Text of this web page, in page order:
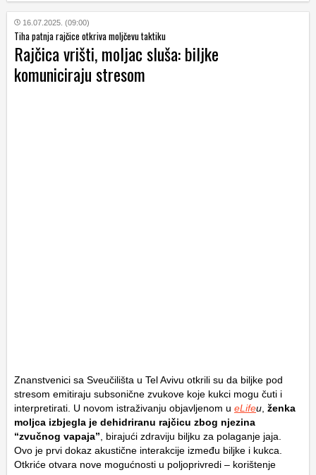
16.07.2025. (09:00)
Tiha patnja rajčice otkriva moljčevu taktiku
Rajčica vrišti, moljac sluša: biljke
komuniciraju stresom
Znanstvenici sa Sveučilišta u Tel Avivu otkrili su da biljke pod
stresom emitiraju subsonične zvukove koje kukci mogu čuti i
interpretirati. U novom istraživanju objavljenom u eLifeu ženka
moljca izbjegla je dehidriranu rajčicu zbog njezina
“zvučnog vapaja” , birajući zdraviju biljku za polaganje jaja.
Ovo je prvi dokaz akustične interakcije između biljke i kukca.
Otkriće otvara nove mogućnosti u poljoprivredi – korištenje